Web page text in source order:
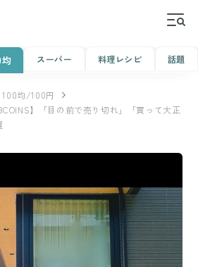
スーパー 料理レシピ 話題
100均/100円
】「目の前で売り切れ」「買って大正